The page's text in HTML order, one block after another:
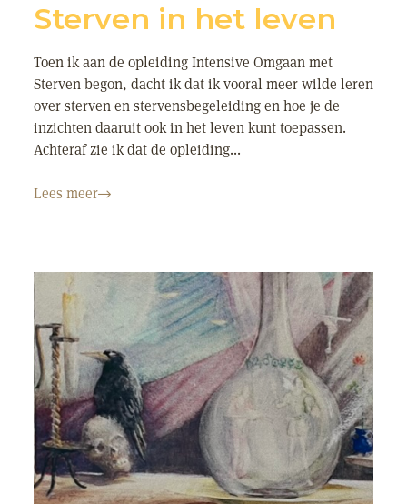
Sterven in het leven
Toen ik aan de opleiding Intensive Omgaan met
Sterven begon, dacht ik dat ik vooral meer wilde leren
over sterven en stervensbegeleiding en hoe je de
inzichten daaruit ook in het leven kunt toepassen.
Achteraf zie ik dat de opleiding...
Lees meer